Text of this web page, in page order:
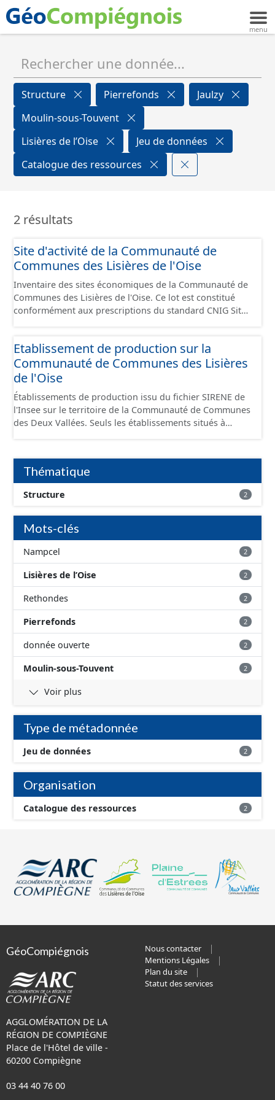
Structure Pierrefonds
Jaulzy
Moulin-sous-Touvent
Lisières de l’Oise
Jeu de données
Catalogue des ressources
2 résultats
Site d'activité de la Communauté de
Communes des Lisières de l'Oise
Inventaire des sites économiques de la Communauté de
Communes des Lisières de l'Oise. Ce lot est constitué
conformément aux prescriptions du standard CNIG Sites
Etablissement de production sur la
Communauté de Communes des Lisières
de l'Oise
Établissements de production issu du fichier SIRENE de
l'Insee sur le territoire de la Communauté de Communes
des Deux Vallées. Seuls les établissements situés à
conformément aux prescriptions du standard CNIG Sites
Économiques. Ce lot ne contient pas la référence aux
terrains à vocation économique à ce jour. Il est filtré au-
delà des prescriptions du CNIG se limitant aux SCI.
Thématique
Structure 2
Mots-clés
Nampcel 2
Lisières de l’Oise 2
Rethondes 2
Pierrefonds 2
donnée ouverte 2
Moulin-sous-Touvent 2
Voir plus
Type de métadonnée
Jeu de données 2
Organisation
Catalogue des ressources 2
GéoCompiégnois
AGGLOMÉRATION DE LA
RÉGION DE COMPIÈGNE
Place de l'Hôtel de ville -
60200 Compiègne
03 44 40 76 00
Nous contacter
Mentions Légales
Plan du site
Statut des services